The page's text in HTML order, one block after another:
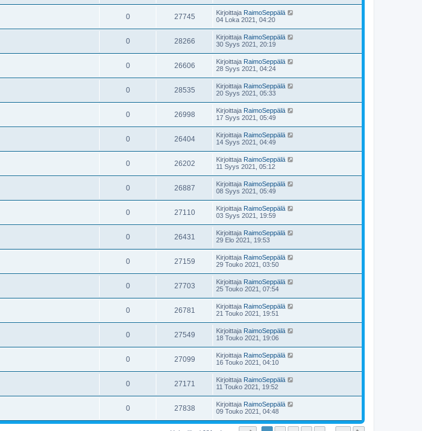
0 27745 Kirjoittaja RaimoSeppälä
04 Loka 2021, 04:20
0 28266 Kirjoittaja RaimoSeppälä
30 Syys 2021, 20:19
0 26606 Kirjoittaja RaimoSeppälä
28 Syys 2021, 04:24
0 28535 Kirjoittaja RaimoSeppälä
20 Syys 2021, 05:33
0 26998 Kirjoittaja RaimoSeppälä
17 Syys 2021, 05:49
0 26404 Kirjoittaja RaimoSeppälä
14 Syys 2021, 04:49
0 26202 Kirjoittaja RaimoSeppälä
11 Syys 2021, 05:12
0 26887 Kirjoittaja RaimoSeppälä
08 Syys 2021, 05:49
0 27110 Kirjoittaja RaimoSeppälä
03 Syys 2021, 19:59
0 26431 Kirjoittaja RaimoSeppälä
29 Elo 2021, 19:53
0 27159 Kirjoittaja RaimoSeppälä
29 Touko 2021, 03:50
0 27703 Kirjoittaja RaimoSeppälä
25 Touko 2021, 07:54
0 26781 Kirjoittaja RaimoSeppälä
21 Touko 2021, 19:51
0 27549 Kirjoittaja RaimoSeppälä
18 Touko 2021, 19:06
0 27099 Kirjoittaja RaimoSeppälä
16 Touko 2021, 04:10
0 27171 Kirjoittaja RaimoSeppälä
11 Touko 2021, 19:52
0 27838 Kirjoittaja RaimoSeppälä
09 Touko 2021, 04:48